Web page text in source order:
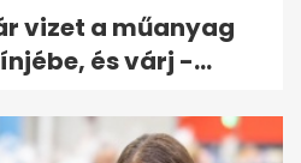
vizet a műanyag
és várj -...